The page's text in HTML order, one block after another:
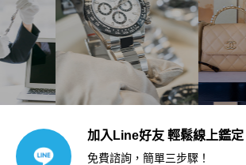
加入Line好友 輕鬆線上鑑定
免費諮詢，簡單三步驟！